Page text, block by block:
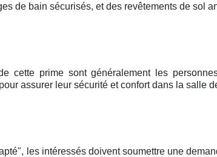
de bain sécurisés, et des revêtements de sol
cette prime sont généralement les
assurer leur sécurité et confort dans la salle
les intéressés doivent soumettre une